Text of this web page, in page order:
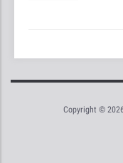
Copyright ©